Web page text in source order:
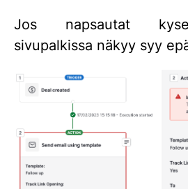
Jos napsautat
sivupalkissa näkyy syy